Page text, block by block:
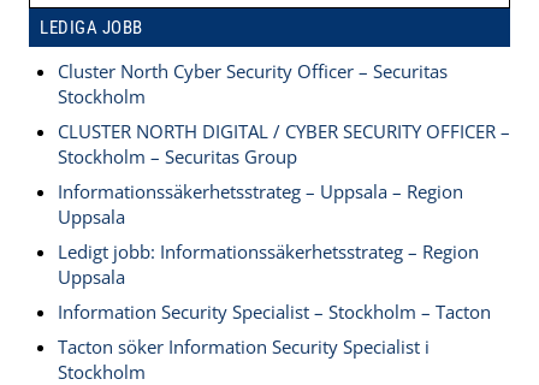
LEDIGA JOBB
Cluster North Cyber Security Officer – Securitas
Stockholm
CLUSTER NORTH DIGITAL / CYBER SECURITY OFFICER –
Stockholm – Securitas Group
Informationssäkerhetsstrateg – Uppsala – Region
Uppsala
Ledigt jobb: Informationssäkerhetsstrateg – Region
Uppsala
Information Security Specialist – Stockholm – Tacton
Tacton söker Information Security Specialist i
Stockholm